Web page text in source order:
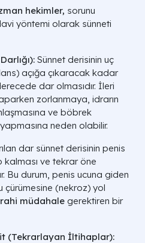
hekimler, sorunu
yöntemi olarak sünneti
Sünnet derisinin uç
açığa çıkaracak kadar
dar olmasıdır. İleri
zorlanmaya, idrarın
ve böbrek
neden olabilir.
dar sünnet derisinin penis
kalması ve tekrar öne
Bu durum, penis ucuna giden
çürümesine (nekroz) yol
müdahale gerektiren bir
(Tekrarlayan İltihaplar):